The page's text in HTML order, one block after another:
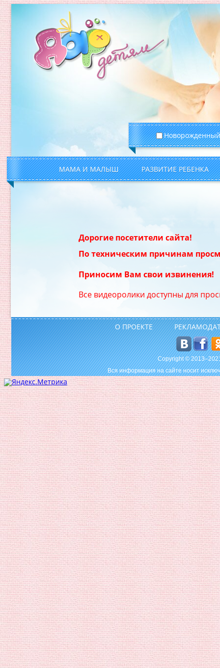
МАМА И МАЛЫШ РАЗВИТИЕ РЕБЕНКА
Дорогие посетители сайта!
По техническим причинам
Приносим Вам свои извинения!
Все видеоролики доступны для
О ПРОЕКТЕ
Copyright ©
Вся информация на сайте носит